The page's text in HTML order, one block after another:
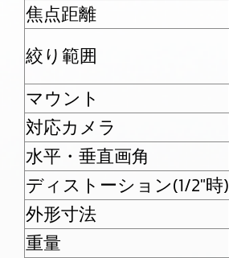
焦点距離
絞り範囲
マウント
対応カメラ
水平・垂直画角
ディストーション(1/2″時)
外形寸法
重量